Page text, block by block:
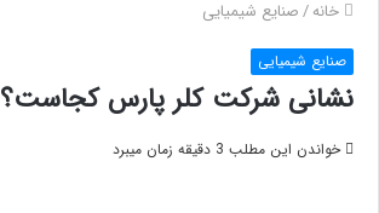
خانه/صنایع شیمیایی
صنایع شیمیایی
نشانی شرکت کلر پارس کجاست؟
خواندن این مطلب 3 دقیقه زمان میبرد